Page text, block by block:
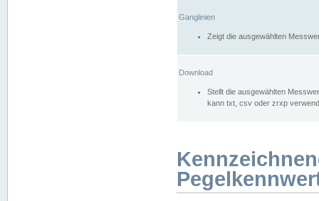
Ganglinien
Zeigt die ausgewählten
Download
Stellt die ausgewählten
kann txt, csv oder zrxp